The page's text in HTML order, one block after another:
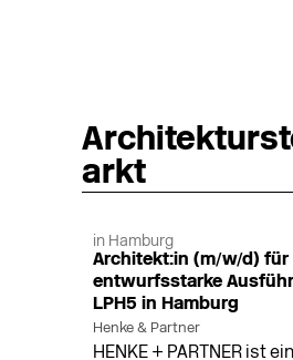
arkt
in Hamburg
Architekt:in (m/w/d) für
entwurfsstarke
LPH5 in Hamburg
Henke & Partner
HENKE + PARTNER ist ein